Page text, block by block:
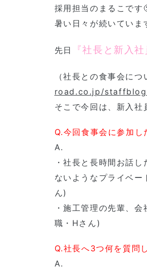
採用担当のまるこです
暑い日々が続いていま
先日 『社長と新入
（社長との食事会に
road.co.jp/
そこで今回は、新入社
Q.今回食事会に参加し
A.
・社長と長時間お話
ないようなプライベ
ん)
・施工管理の先輩、
職・Hさん)
Q.社長へ3つ何を質問
A.